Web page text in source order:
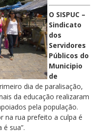
O SISPUC –
Sindicato
dos
Servidores
Públicos do
Municipio
de
dia de paralisação,
da educação realizaram
pela população.
na rua prefeito a culpa é
é sua”.